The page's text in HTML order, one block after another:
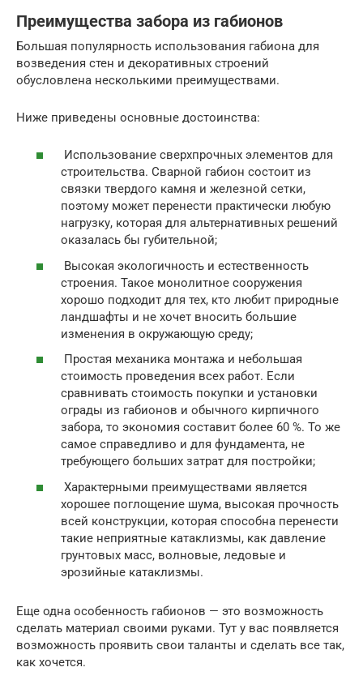
Преимущества забора из габионов
Большая популярность использования габиона для
возведения стен и декоративных строений
обусловлена несколькими преимуществами.
Ниже приведены основные достоинства:
Использование сверхпрочных элементов для
строительства. Сварной габион состоит из
связки твердого камня и железной сетки,
поэтому может перенести практически любую
нагрузку, которая для альтернативных решений
оказалась бы губительной;
Высокая экологичность и естественность
строения. Такое монолитное сооружения
хорошо подходит для тех, кто любит природные
ландшафты и не хочет вносить большие
изменения в окружающую среду;
Простая механика монтажа и небольшая
стоимость проведения всех работ. Если
сравнивать стоимость покупки и установки
ограды из габионов и обычного кирпичного
забора, то экономия составит более 60 %. То же
самое справедливо и для фундамента, не
требующего больших затрат для постройки;
Характерными преимуществами является
хорошее поглощение шума, высокая прочность
всей конструкции, которая способна перенести
такие неприятные катаклизмы, как давление
грунтовых масс, волновые, ледовые и
эрозийные катаклизмы.
Еще одна особенность габионов — это возможность
сделать материал своими руками. Тут у вас появляется
возможность проявить свои таланты и сделать все так,
как хочется.